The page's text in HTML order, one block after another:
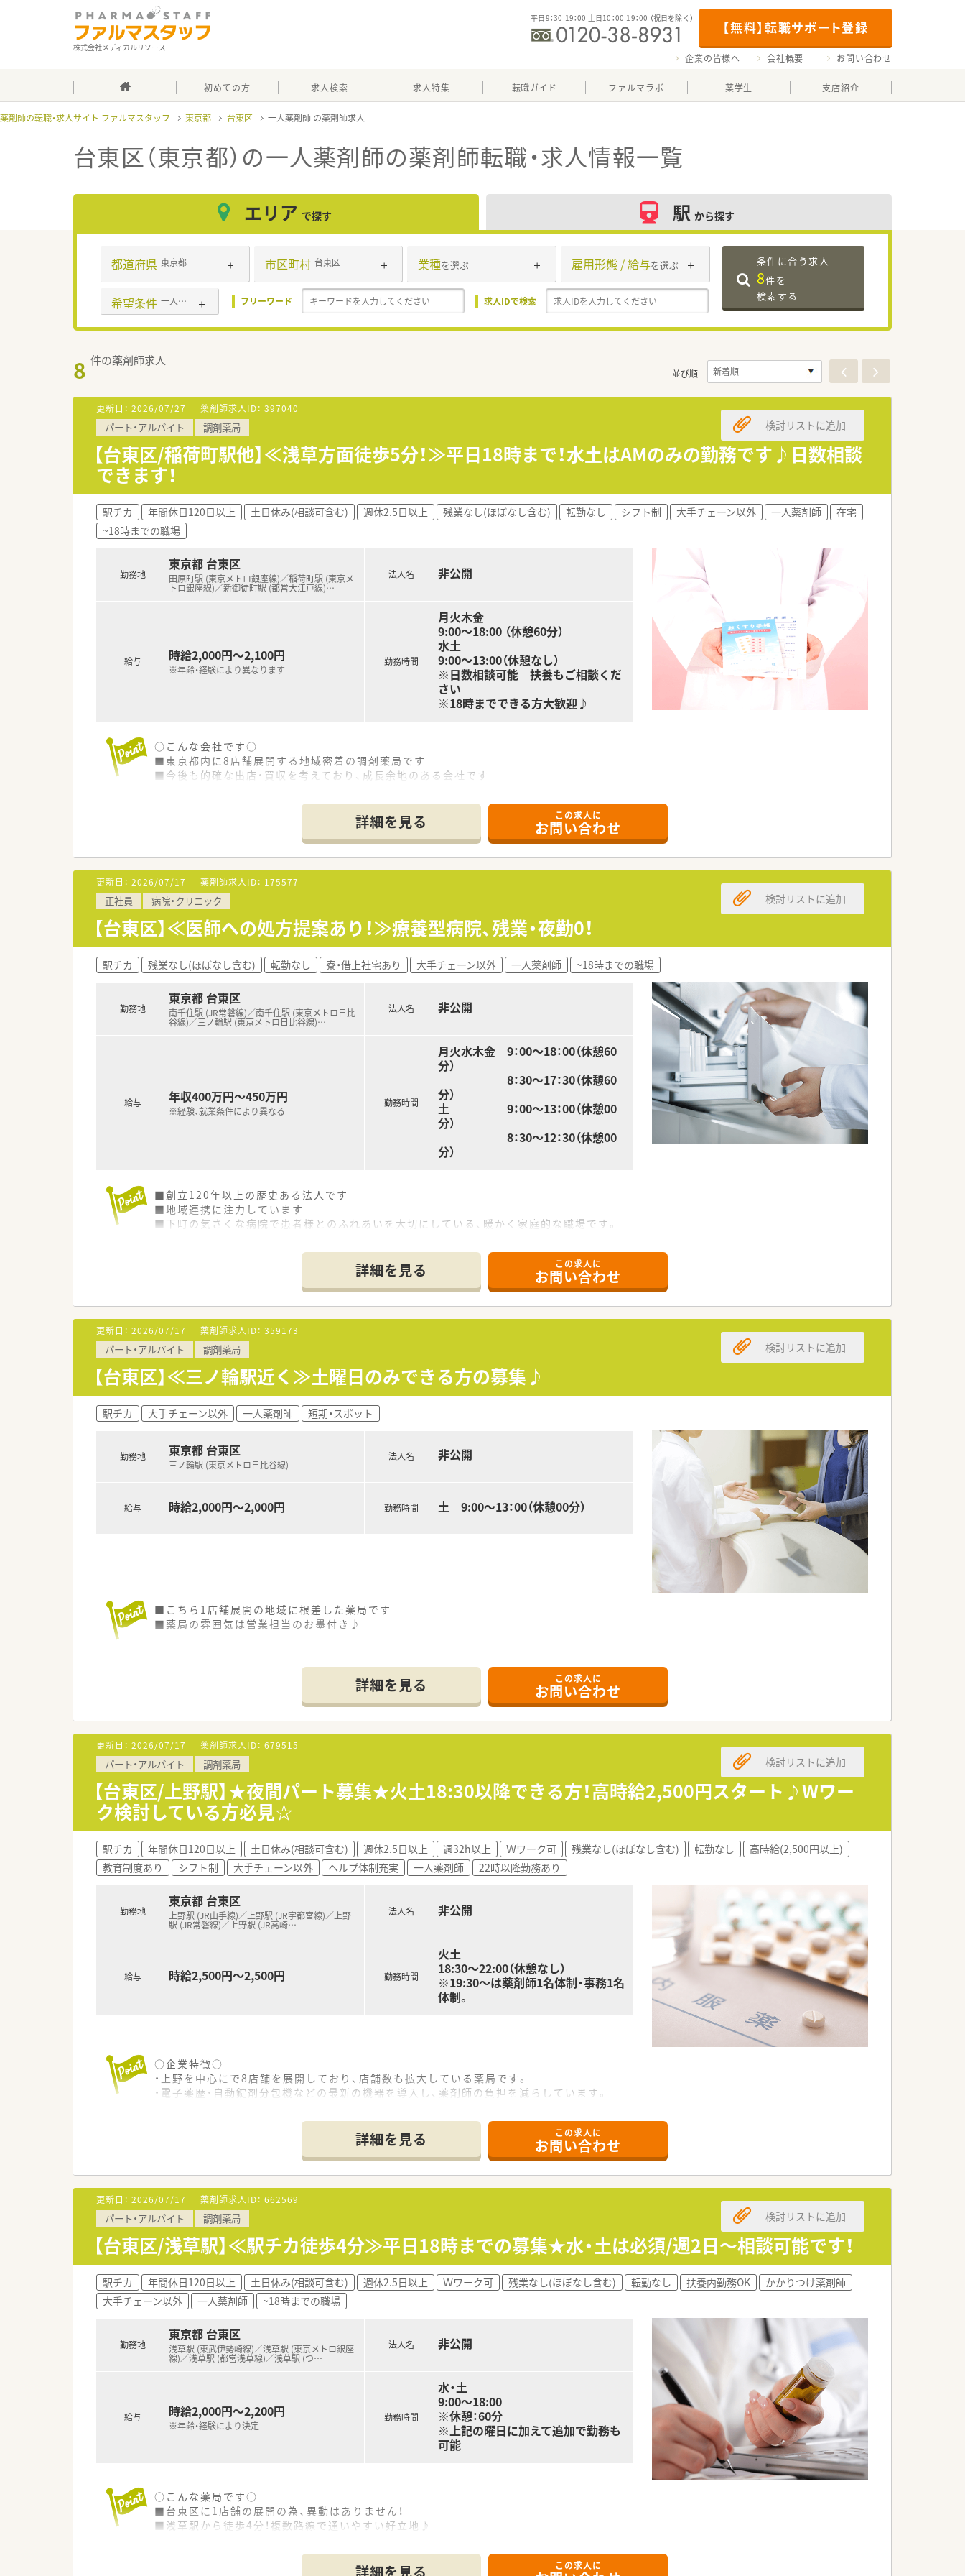
株式会社メディカルリソース
【無料】転職サポート登録
平日9：30-19：00 土日10：00-19：00 （祝日を除く）
企業の皆様へ 会社概要 お問い合わせ
初めての方 求人検索 求人特集 転職ガイド ファルマラボ 薬学生 支店紹介
薬剤師の転職・求人サイト ファルマスタッフ 東京都 台東区 一人薬剤師
台東区（東京都）の一人薬剤師の薬剤師転職・求人情報一覧
エリア で探す 駅 から探す
都道府県 東京都 市区町村 台東区 業種を選ぶ 雇用形態 / 給与を選ぶ
希望条件 一人薬剤師 フリーワード 求人IDで検索
条件に合う求人
8件を
検索する
8 件の薬剤師求人
並び順
更新日： 2026/07/27 薬剤師求人ID： 397040
パート・アルバイト 調剤薬局
【台東区/稲荷町駅他】≪浅草方面徒歩5分！≫平日18時まで！水土はAMのみの勤務です♪日数相談
できます！
検討リストに追加
駅チカ 年間休日120日以上 土日休み(相談可含む) 週休2.5日以上 残業なし(ほぼなし含む) 転勤なし シフト制 大手チェーン以外 一人薬剤師
在宅
~18時までの職場
勤務地
東京都 台東区
田原町駅 (東京メトロ銀座線)／稲荷町駅 (東京メ
トロ銀座線)／新御徒町駅 (都営大江戸線)…
給与 時給2,000円～2,100円
※年齢・経験により異なります
法人名 非公開
勤務時間
月火木金
9:00～18:00 （休憩60分）
水土
9:00～13:00（休憩なし）
※日数相談可能 扶養もご相談くだ
さい
※18時までできる方大歓迎♪
○こんな会社です○
■東京都内に8店舗展開する地域密着の調剤薬局です
■今後も的確な出店・買収を考えており、成長余地のある会社です
■ヘルプ人材がいるため、休みも取りやすいです。
■店舗ごとの考えが尊重される職場環境です。
■忘年会や歓迎会、社員旅行など各種イベントも盛んでアットホームな雰囲気です。
■ご面接もお人柄を重視しております！その為人間関係良好です♪
■年間休日は約120日！夏季休暇・年末年始もそれぞれ3日あります！
○こんな薬局です○
■稲荷町駅より浅草方面に徒歩5分！田原町駅や新御徒町駅からも通勤可能です♪
■整形外科メイン！ゆったりお仕事できます！
■身体が不自由で通院が難しい方に在宅対応もしております。
■食事に関することや身体づくり（ダイエット）に関するご相談も承っています。
詳細を見る この求人に
お問い合わせ
更新日： 2026/07/17 薬剤師求人ID： 175577
正社員 病院・クリニック
【台東区】≪医師への処方提案あり！≫療養型病院、残業・夜勤0！
検討リストに追加
駅チカ 残業なし(ほぼなし含む) 転勤なし 寮・借上社宅あり 大手チェーン以外 一人薬剤師 ~18時までの職場
勤務地
東京都 台東区
南千住駅 (JR常磐線)／南千住駅 (東京メトロ日比
谷線)／三ノ輪駅 (東京メトロ日比谷線)…
給与 年収400万円～450万円
※経験、就業条件により異なる
法人名 非公開
勤務時間
月火水木金 9：00～18：00（休憩60
分）
8：30～17：30（休憩60
分）
土 9：00～13：00（休憩00
分）
8：30～12：30（休憩00
分）
■創立120年以上の歴史ある法人です
■地域連携に注力しています
■下町の気さくな病院で患者様とのふれあいを大切にしている、暖かく家庭的な職場です。
詳細を見る この求人に
お問い合わせ
更新日： 2026/07/17 薬剤師求人ID： 359173
パート・アルバイト 調剤薬局
【台東区】≪三ノ輪駅近く≫土曜日のみできる方の募集♪
検討リストに追加
駅チカ 大手チェーン以外 一人薬剤師 短期・スポット
勤務地 東京都 台東区
三ノ輪駅 (東京メトロ日比谷線)
給与 時給2,000円～2,000円
法人名 非公開
勤務時間 土 9:00～13：00（休憩00分）
■こちら1店舗展開の地域に根差した薬局です
■薬局の雰囲気は営業担当のお墨付き♪
詳細を見る この求人に
お問い合わせ
更新日： 2026/07/17 薬剤師求人ID： 679515
パート・アルバイト 調剤薬局
【台東区/上野駅】★夜間パート募集★火土18:30以降できる方！高時給2,500円スタート♪Wワー
ク検討している方必見☆
検討リストに追加
駅チカ 年間休日120日以上 土日休み(相談可含む) 週休2.5日以上 週32h以上 Ｗワーク可 残業なし(ほぼなし含む) 転勤なし
高時給(2,500円以上)
教育制度あり
シフト制 大手チェーン以外 ヘルプ体制充実 一人薬剤師 22時以降勤務あり
勤務地
東京都 台東区
上野駅 (JR山手線)／上野駅 (JR宇都宮線)／上野
駅 (JR常磐線)／上野駅 (JR高崎…
給与 時給2,500円～2,500円
法人名 非公開
勤務時間
火土
18:30～22:00（休憩なし）
※19:30～は薬剤師1名体制・事務1名
体制。
○企業特徴○
・上野を中心にで8店舗を展開しており、店舗数も拡大している薬局です。
・電子薬歴・自動錠剤分包機などの最新の機器を導入し、薬剤師の負担を減らしています。
・研修制度や資格取得制度などの福利厚生も充実しています。
・代表自身も薬剤師で、現在も現場に入られております。
・経験を生かして高収入を得たい方
・駅近の都心の調剤薬局へ通勤したい方
・心療内科経験者の方
・Wワーク検討されている方
詳細を見る この求人に
お問い合わせ
更新日： 2026/07/17 薬剤師求人ID： 662569
パート・アルバイト 調剤薬局
【台東区/浅草駅】≪駅チカ徒歩4分≫平日18時までの募集★水・土は必須/週2日～相談可能です！
検討リストに追加
駅チカ 年間休日120日以上 土日休み(相談可含む) 週休2.5日以上 Ｗワーク可 残業なし(ほぼなし含む) 転勤なし 扶養内勤務OK
かかりつけ薬剤師
大手チェーン以外
一人薬剤師 ~18時までの職場
勤務地
東京都 台東区
浅草駅 (東武伊勢崎線)／浅草駅 (東京メトロ銀座
線)／浅草駅 (都営浅草線)／浅草駅 (つ…
給与 時給2,000円～2,200円
※年齢・経験により決定
法人名 非公開
勤務時間
水・土
9:00～18:00
※休憩：60分
※上記の曜日に加えて追加で勤務も
可能
○こんな薬局です○
■台東区に1店舗の展開の為、異動はありません！
■浅草駅から徒歩4分！複数路線で通いやすい好立地♪
■外来は1日5枚程度（内科メイン）
詳細を見る この求人に